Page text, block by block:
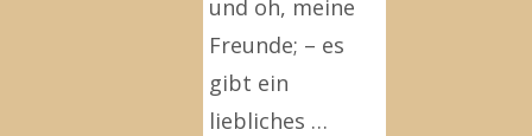
und oh, meine
Freunde; – es
gibt ein
liebliches …